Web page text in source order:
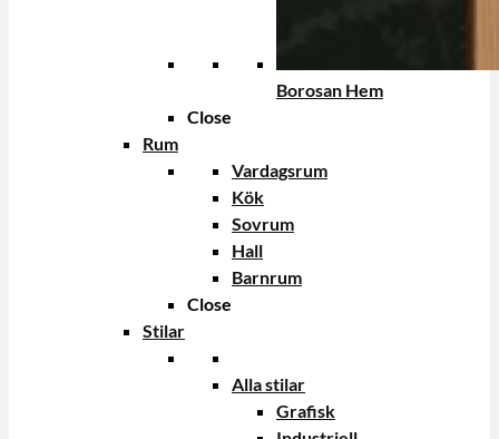
Borosan Hem
Close
Rum
Vardagsrum
Kök
Sovrum
Hall
Barnrum
Close
Stilar
Alla stilar
Grafisk